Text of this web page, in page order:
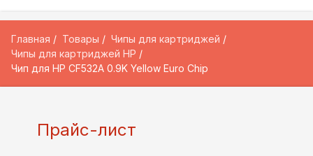
Главная Товары
Чипы для картриджей
Чипы для картриджей HP
Чип для HP CF532A 0.9K Yellow Euro Chip
Прайс-лист